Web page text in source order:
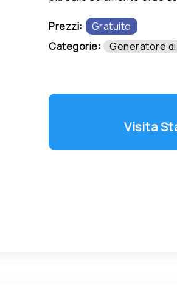
Prezzi:
Gratuito
Categorie:
Generatore
Visita